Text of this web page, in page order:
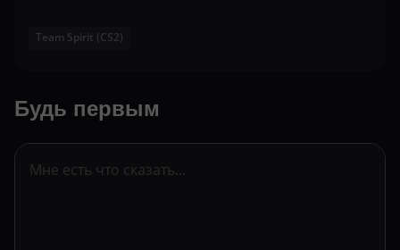
Team Spirit (CS2)
Будь первым